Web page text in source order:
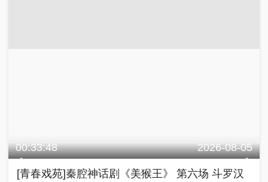
00:33:48 2026-08-05
[青春戏苑]秦腔神话剧《美猴王》 第六场 斗罗汉